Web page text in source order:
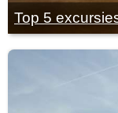
Top 5